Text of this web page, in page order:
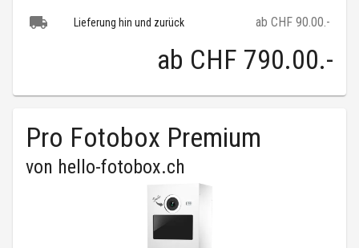
Lieferung hin und zurück ab CHF 90.00.-
ab CHF 790.00.-
Pro Fotobox Premium
von hello-fotobox.ch